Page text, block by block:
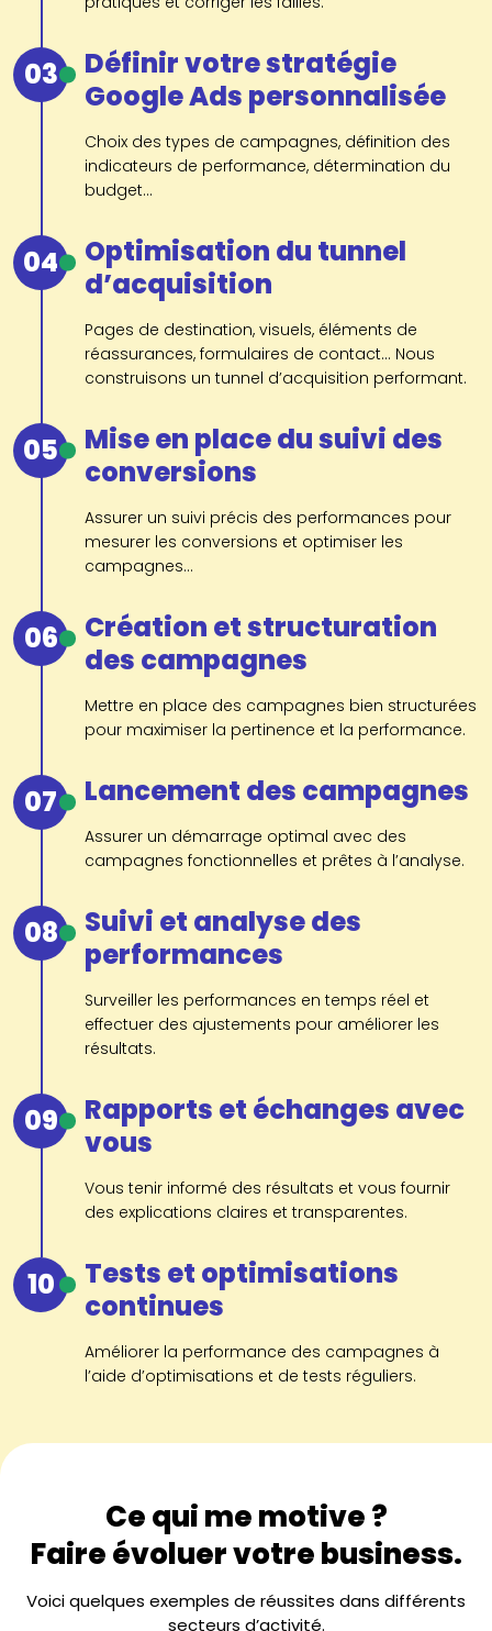
03
Définir votre stratégie
Google Ads personnalisée
Choix des types de campagnes, définition des
indicateurs de performance, détermination du
budget...
04
Optimisation du tunnel
d’acquisition
Pages de destination, visuels, éléments de
réassurances, formulaires de contact... Nous
construisons un tunnel d’acquisition performant.
05
Mise en place du suivi des
conversions
Assurer un suivi précis des performances pour
mesurer les conversions et optimiser les
campagnes...
06
Création et structuration
des campagnes
Mettre en place des campagnes bien structurées
pour maximiser la pertinence et la performance.
07 Lancement des campagnes
Assurer un démarrage optimal avec des
campagnes fonctionnelles et prêtes à l’analyse.
08
Suivi et analyse des
performances
Surveiller les performances en temps réel et
effectuer des ajustements pour améliorer les
résultats.
09
Rapports et échanges avec
vous
Vous tenir informé des résultats et vous fournir
des explications claires et transparentes.
10
Tests et optimisations
continues
Améliorer la performance des campagnes à
l’aide d’optimisations et de tests réguliers.
Ce qui me motive ?
Faire évoluer votre business.
Voici quelques exemples de réussites dans différents
secteurs d’activité.